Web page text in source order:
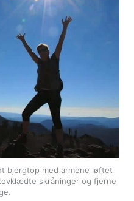
bjergtop med armene løftet
skråninger og fjerne